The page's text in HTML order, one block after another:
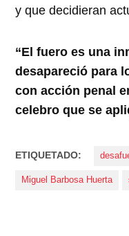
y que decidieran
“El fuero es una
desapareció para
con acción penal
celebro que se
ETIQUETADO:
Miguel Barbosa Huerta